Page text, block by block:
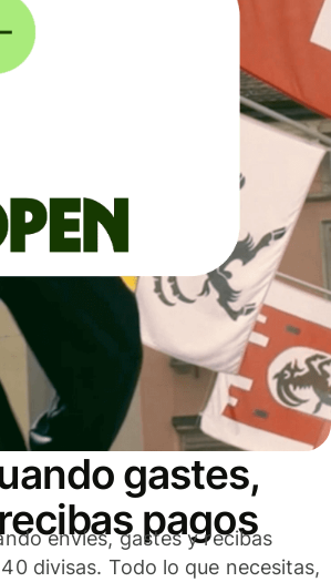
gastes,
pagos
envíes, gastes y recibas
divisas. Todo lo que necesitas,